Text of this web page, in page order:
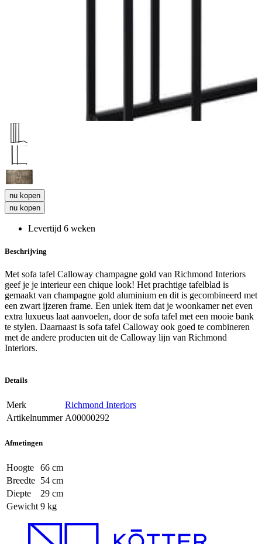
nu kopen
nu kopen
Levertijd 6 weken
Beschrijving
Met sofa tafel Calloway champagne gold van Richmond Interiors
geef je je interieur een chique look! Het prachtige tafelblad is
gemaakt van champagne gold aluminium en dit is gecombineerd met
een zwart ijzeren frame. Een uniek item dat je woonkamer net even
extra luxueus laat aanvoelen, door de sofa tafel met een mooie bank
te stylen. Daarnaast is sofa tafel Calloway ook goed te combineren
met de andere producten uit de Calloway lijn van Richmond
Interiors.
Details
Merk
Richmond Interiors
Artikelnummer A00000292
Afmetingen
Hoogte
66 cm
Breedte 54 cm
Diepte
29 cm
Gewicht 9 kg